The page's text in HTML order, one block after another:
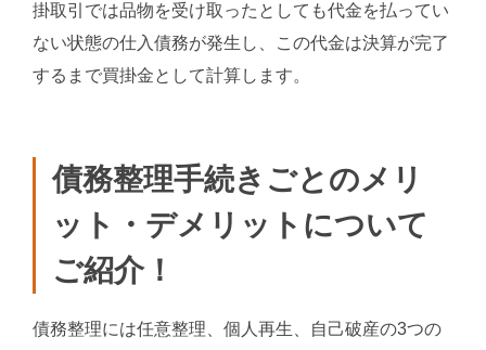
掛取引では品物を受け取ったとしても代金を払ってい
ない状態の仕入債務が発生し、この代金は決算が完了
するまで買掛金として計算します。
債務整理手続きごとのメリ
ット・デメリットについて
ご紹介！
債務整理には任意整理、個人再生、自己破産の3つの